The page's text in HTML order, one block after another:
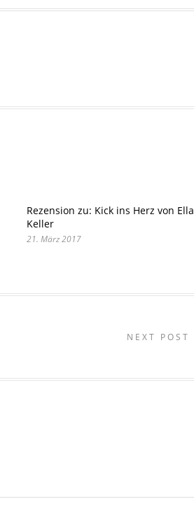
Rezension zu: Kick ins Herz von Ella
Keller
21. März 2017
NEXT POST